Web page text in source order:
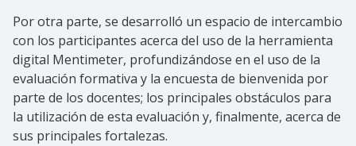
Por otra parte, se desarrolló un espacio de intercambio
con los participantes acerca del uso de la herramienta
digital Mentimeter, profundizándose en el uso de la
evaluación formativa y la encuesta de bienvenida por
parte de los docentes; los principales obstáculos para
la utilización de esta evaluación y, finalmente, acerca de
sus principales fortalezas.